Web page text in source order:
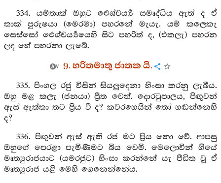
334. යම්තාක් ඔහුට ඓශ්චර්‍ය්‍ය සමෘද්ධිය ඇත් ද ඒ
තාක් පුරුෂයා (මෙරමා) පහරනේ මැයැ. යම් කලෙකැ
සෙස්සෝ ඓශ්චර්‍ය්‍යයෙහි සිට පහරිත් ද, (එකලැ) පහරන
ලද හේ පහරනා ලැබේ.
9. හරිතමාතු ජාතක යි.
335. පිංගල රජු විසින් සියලුදෙනා හිංසා කරනු ලැබීය.
ඔහු මළ කලැ (ජනයා) ප්‍රීත වෙත්. දොරටුපාලය, පිඟුවන්
ඇස් ඇත්තා තට ප්‍රිය වී ද? කවරහෙයින් තෝ හඬන්නෙහි
ද?
336. පිඟුවන් ඇස් ඇති රජ මට ප්‍රිය නො වේ. ආපසු
ඔහුගේ පෙරළා පැමිණීමට බිය වෙමි. මෙලොවින් ගියේ
මෘත්‍යුරාජයාට (යමරජුට) හිංසා කරන්නේ යැ පීඩිත වූ ඒ
මෘත්‍යුරාජ යළි මෙහි ගෙනෙන්නේය.